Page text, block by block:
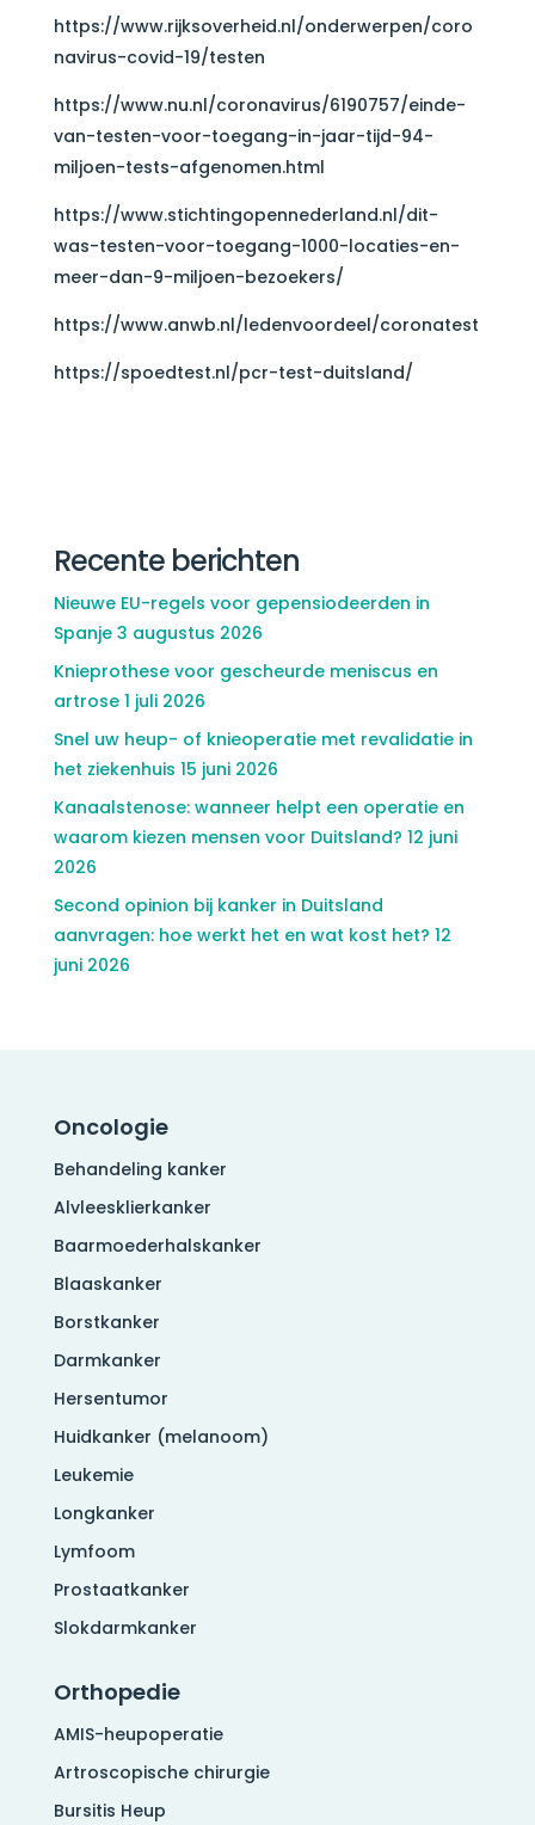
https://www.rijksoverheid.nl/onderwerpen/coro
navirus-covid-19/testen
https://www.nu.nl/coronavirus/6190757/einde-
van-testen-voor-toegang-in-jaar-tijd-94-
miljoen-tests-afgenomen.html
https://www.stichtingopennederland.nl/dit-
was-testen-voor-toegang-1000-locaties-en-
meer-dan-9-miljoen-bezoekers/
https://www.anwb.nl/ledenvoordeel/coronatest
https://spoedtest.nl/pcr-test-duitsland/
Recente berichten
Nieuwe EU-regels voor gepensiodeerden in
Spanje 3 augustus 2026
Knieprothese voor gescheurde meniscus en
artrose 1 juli 2026
Snel uw heup- of knieoperatie met revalidatie in
het ziekenhuis 15 juni 2026
Kanaalstenose: wanneer helpt een operatie en
waarom kiezen mensen voor Duitsland? 12 juni
2026
Second opinion bij kanker in Duitsland
aanvragen: hoe werkt het en wat kost het? 12
juni 2026
Oncologie
Behandeling kanker
Alvleesklierkanker
Baarmoederhalskanker
Blaaskanker
Borstkanker
Darmkanker
Hersentumor
Huidkanker (melanoom)
Leukemie
Longkanker
Lymfoom
Prostaatkanker
Slokdarmkanker
Orthopedie
AMIS-heupoperatie
Artroscopische chirurgie
Bursitis Heup